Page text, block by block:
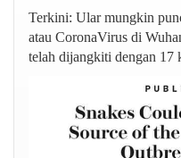
Terkini: Ular mungkin
atau CoronaVirus di
telah dijangkiti dengan 17